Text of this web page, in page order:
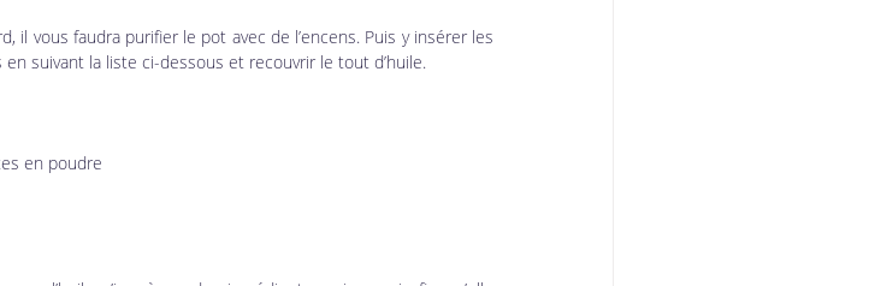
il vous faudra purifier le pot avec de l’encens. Puis y insérer les
en suivant la liste ci-dessous et recouvrir le tout d’huile.
en poudre